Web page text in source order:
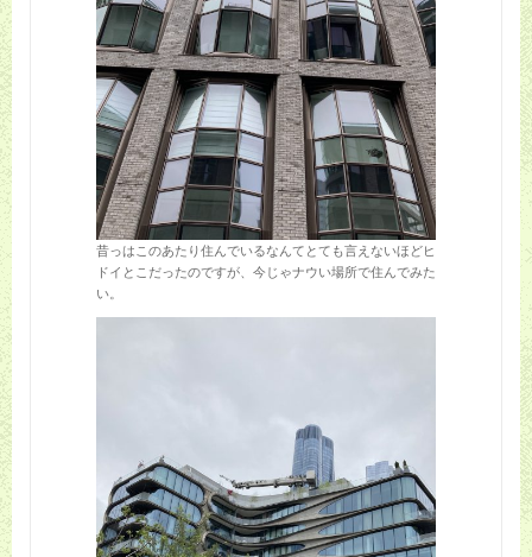
昔っはこのあたり住んでいるなんてとても言えないほどヒ
ドイとこだったのですが、今じゃナウい場所で住んでみた
い。